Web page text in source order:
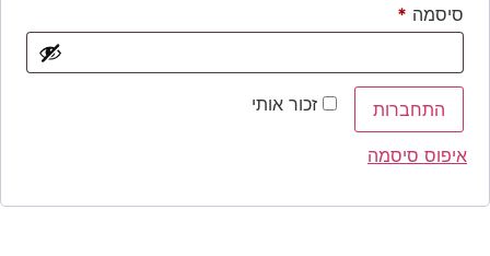
סיסמה *
זכור אותי התחברות
איפוס סיסמה